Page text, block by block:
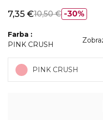
30%
7,35 €10,50 €
Farba
PINK CRUSH
PINK CRUSH